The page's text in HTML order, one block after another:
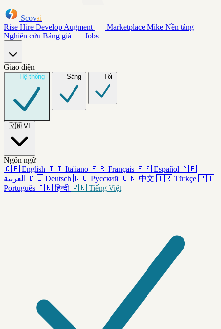
Scovai
Rise Hire Develop Augment Marketplace Mike Nền tảng
Nghiên cứu Bảng giá Jobs
Giao diện
Hệ thống Sáng Tối
🇻🇳 VI
Ngôn ngữ
🇬🇧 English 🇮🇹 Italiano 🇫🇷 Français 🇪🇸 Español 🇦🇪
العربية 🇩🇪 Deutsch 🇷🇺 Русский 🇨🇳 中文 🇹🇷 Türkçe 🇵🇹
Português 🇮🇳 हिन्दी 🇻🇳 Tiếng Việt